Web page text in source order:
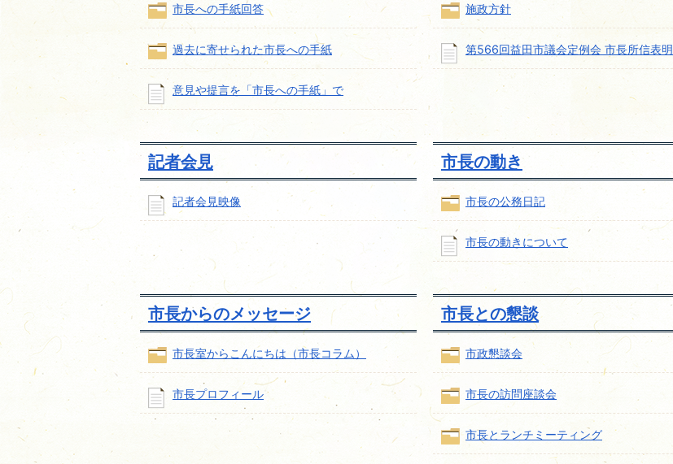
市長への手紙回答
過去に寄せられた市長への手紙
意見や提言を「市長への手紙」で
施政方針
第566回益田市議会定例会 市長所信表明
記者会見
記者会見映像
市長の動き
市長の公務日記
市長の動きについて
市長からのメッセージ
市長室からこんにちは（市長コラム）
市長プロフィール
市長との懇談
市政懇談会
市長の訪問座談会
市長とランチミーティング